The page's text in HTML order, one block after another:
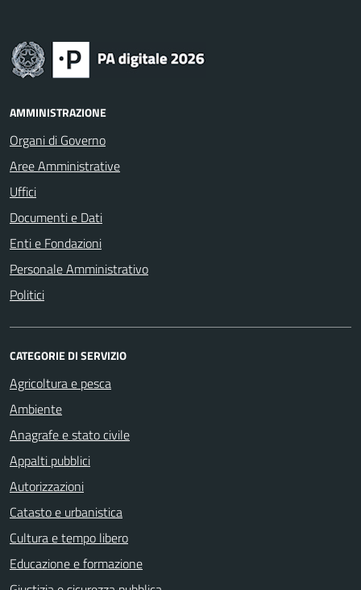
AMMINISTRAZIONE
Organi di Governo
Aree Amministrative
Uffici
Documenti e Dati
Enti e Fondazioni
Personale Amministrativo
Politici
CATEGORIE DI SERVIZIO
Agricoltura e pesca
Ambiente
Anagrafe e stato civile
Appalti pubblici
Autorizzazioni
Catasto e urbanistica
Cultura e tempo libero
Educazione e formazione